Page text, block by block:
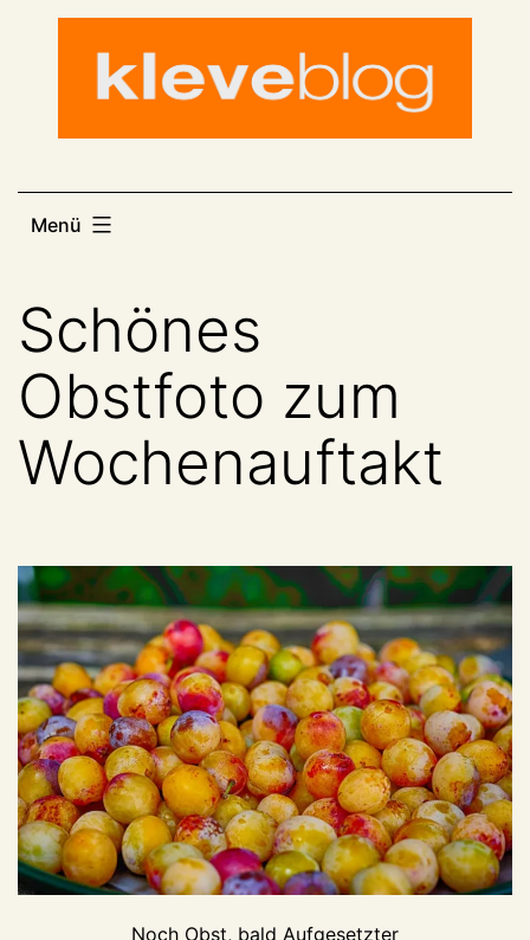
Menü
Schönes
Obstfoto zum
Wochenauftakt
Noch Obst, bald Aufgesetzter